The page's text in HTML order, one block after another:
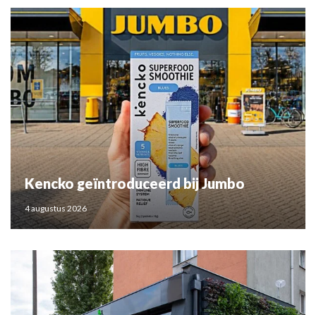
Kencko geïntroduceerd bij Jumbo
4 augustus 2026